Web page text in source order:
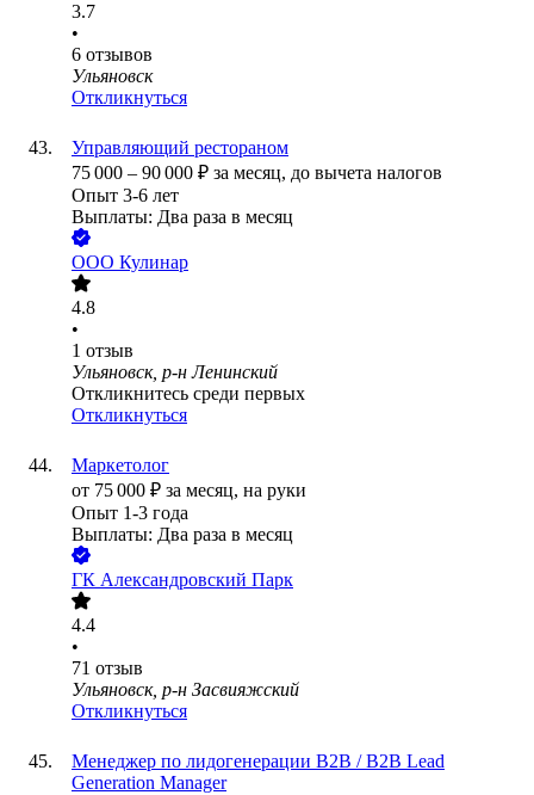
3.7
•
6 отзывов
Ульяновск
Откликнуться
Управляющий рестораном
75 000 – 90 000 ₽ за месяц, до вычета налогов
Опыт 3-6 лет
Выплаты: Два раза в месяц
ООО Кулинар
4.8
•
1 отзыв
Ульяновск, р-н Ленинский
Откликнитесь среди первых
Откликнуться
Маркетолог
от 75 000 ₽ за месяц, на руки
Опыт 1-3 года
Выплаты: Два раза в месяц
ГК Александровский Парк
4.4
•
71 отзыв
Ульяновск, р-н Засвияжский
Откликнуться
Менеджер по лидогенерации B2B / B2B Lead
Generation Manager